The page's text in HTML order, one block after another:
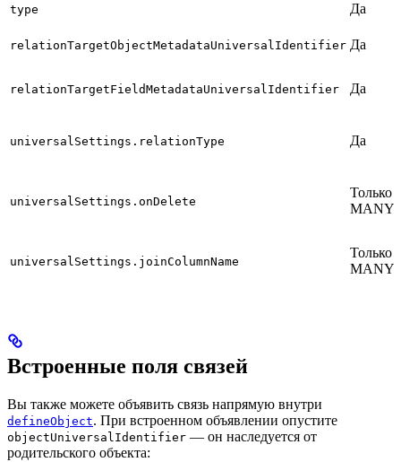
type Да
relationTargetObjectMetadataUniversalIdentifier Да
relationTargetFieldMetadataUniversalIdentifier Да
universalSettings.relationType Да
universalSettings.onDelete
Только
universalSettings.joinColumnName
Только
Встроенные поля связей
Вы также можете объявить связь напрямую внутри
defineObject. При встроенном объявлении опустите
objectUniversalIdentifier — он наследуется от
родительского объекта: